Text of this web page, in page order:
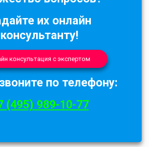
их онлайн
консультанту!
консультация с экспертом
по телефону:
(495) 989-10-77